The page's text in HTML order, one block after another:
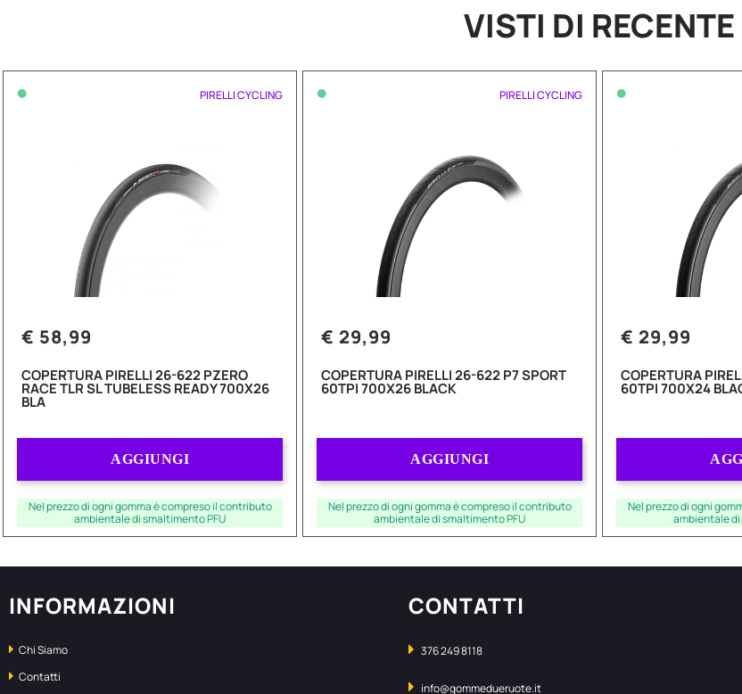
VISTI DI RECENTE
• PIRELLI CYCLING
€ 58,99
COPERTURA PIRELLI 26-622 PZERO
RACE TLR SL TUBELESS READY 700X26
BLA
AGGIUNGI
Nel prezzo di ogni gomma è compreso il contributo
ambientale di smaltimento PFU
• PIRELLI CYCLING
€ 29,99
COPERTURA PIRELLI 26-622 P7 SPORT
60TPI 700X26 BLACK
AGGIUNGI
Nel prezzo di ogni gomma è compreso il contributo
ambientale di smaltimento PFU
•
€ 29,99
COPERTURA
60TPI 700X24
Nel prezzo di ogni
ambientale di
INFORMAZIONI
Chi Siamo
Contatti
CONTATTI
376 249 8118
info@gommedueruote.it